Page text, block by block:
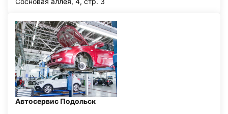
Автосервис Подольск